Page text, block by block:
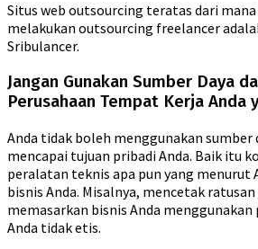
Situs web outsourcing teratas dari
melakukan outsourcing freelancer
Sribulancer.
Jangan Gunakan Sumber Daya
Perusahaan Tempat Kerja Anda
Anda tidak boleh menggunakan sumber
mencapai tujuan pribadi Anda. Baik itu
peralatan teknis apa pun yang menurut
bisnis Anda. Misalnya, mencetak
memasarkan bisnis Anda
Anda tidak etis.